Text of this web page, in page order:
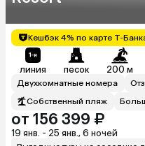
Кешбэк 4% по карте Т-
линия песок 200 м
Двухкомнатные номера
Собственный пляж
от 156 399 ₽
19 янв. - 25 янв., 6 ночей